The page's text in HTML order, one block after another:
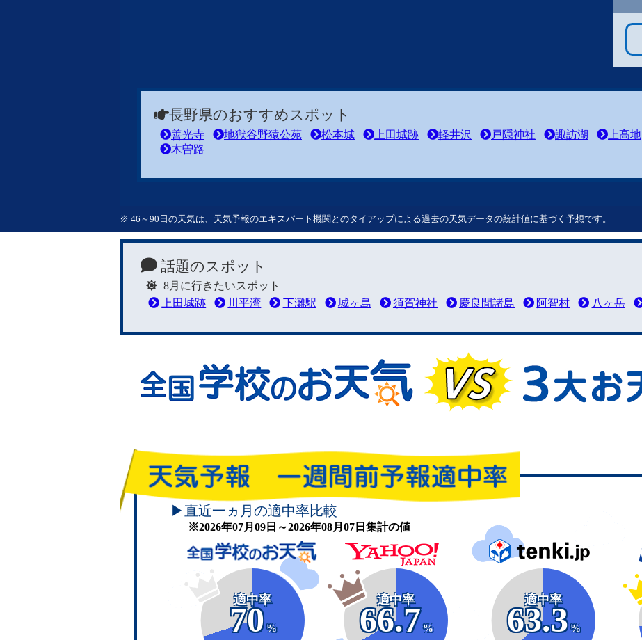
長野県のおすすめスポット
善光寺 地獄谷野猿公苑 松本城 上田城跡 軽井沢 戸隠神社 諏訪湖 上高地
木曽路
※ 46～90日の天気は、天気予報のエキスパート機関とのタイアップによる過去の天気データの統計値に基づく予想です。
話題のスポット
8月に行きたいスポット
上田城跡
川平湾 下灘駅 城ヶ島 須賀神社 慶良間諸島 阿智村 八ヶ岳
▶直近一ヵ月の適中率比較
※2026年07月09日～2026年08月07日集計の値
適中率
70
%
適中率
66.7
%
適中率
63.3
%